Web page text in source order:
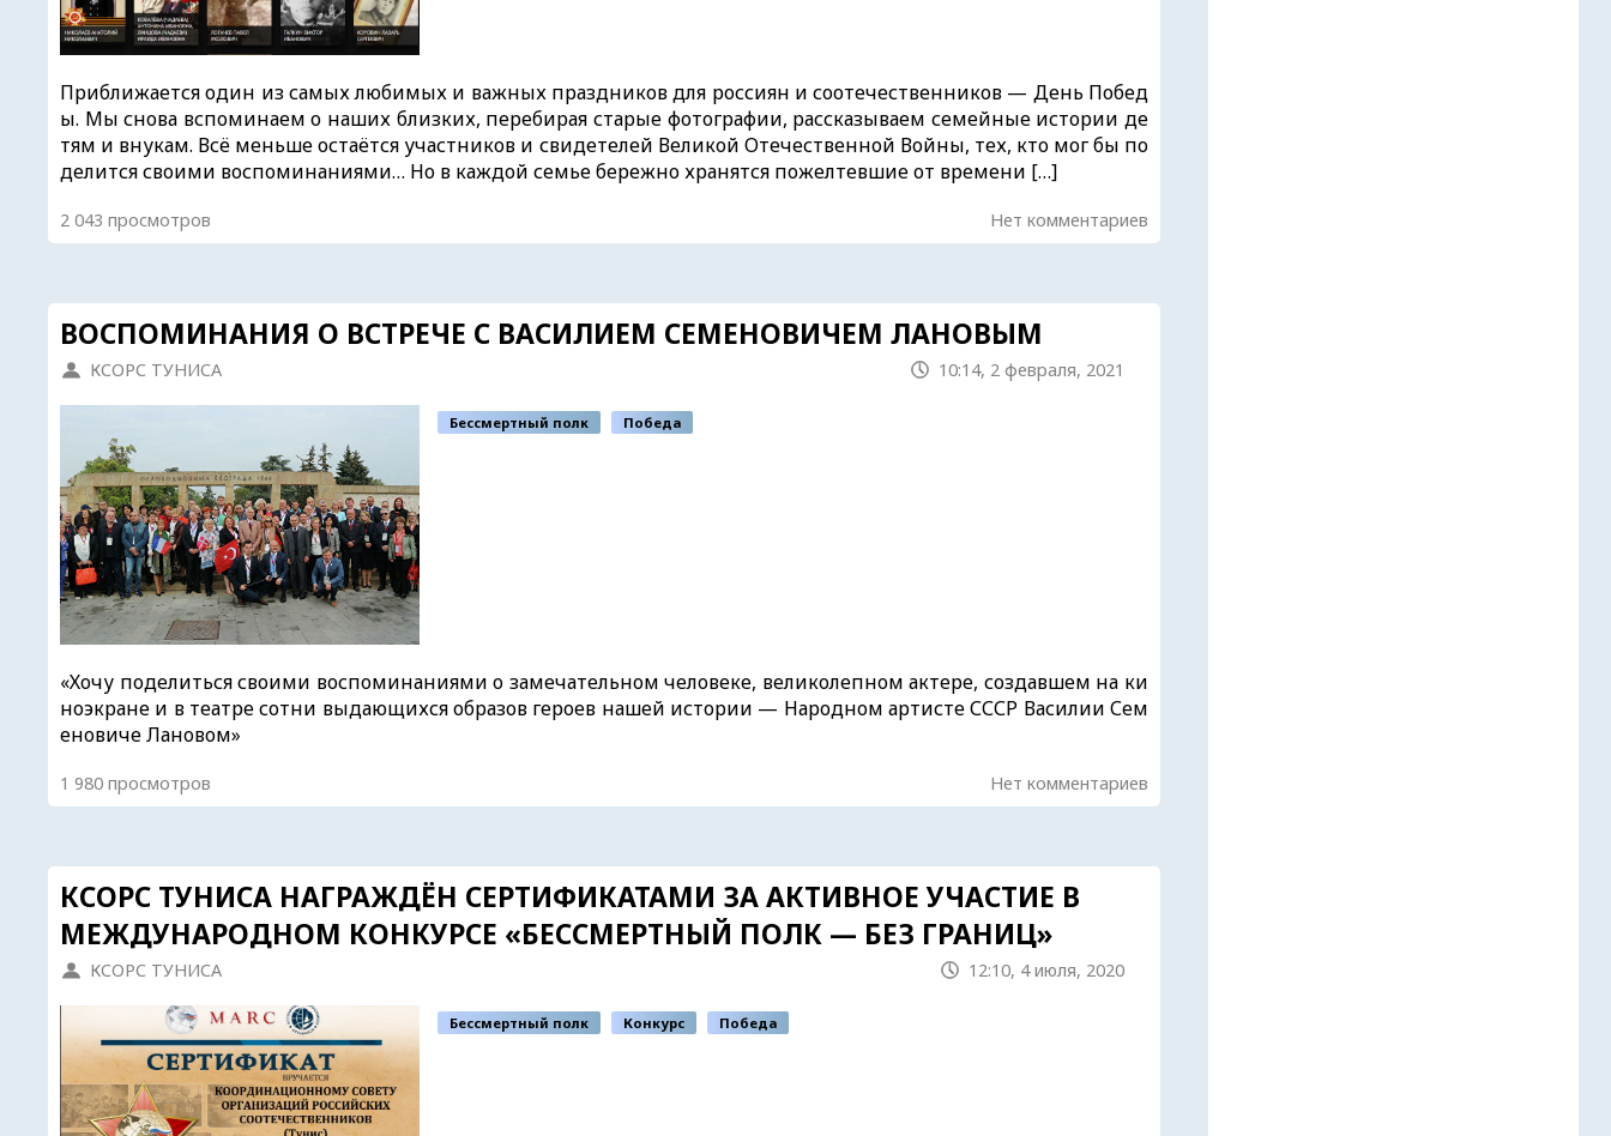
Приближается один из самых любимых и важных праздников для россиян и соотечественников — День Побед
ы. Мы снова вспоминаем о наших близких, перебирая старые фотографии, рассказываем семейные истории де
тям и внукам. Всё меньше остаётся участников и свидетелей Великой Отечественной Войны, тех, кто мог бы по
делится своими воспоминаниями… Но в каждой семье бережно хранятся пожелтевшие от времени […]
2 043 просмотров Нет комментариев
ВОСПОМИНАНИЯ О ВСТРЕЧЕ С ВАСИЛИЕМ СЕМЕНОВИЧЕМ ЛАНОВЫМ
КСОРС ТУНИСА 10:14, 2 февраля, 2021
Бессмертный полк Победа
«Хочу поделиться своими воспоминаниями о замечательном человеке, великолепном актере, создавшем на ки
ноэкране и в театре сотни выдающихся образов героев нашей истории — Народном артисте СССР Василии Сем
еновиче Лановом»
1 980 просмотров Нет комментариев
КСОРС ТУНИСА НАГРАЖДЁН СЕРТИФИКАТАМИ ЗА АКТИВНОЕ УЧАСТИЕ В
МЕЖДУНАРОДНОМ КОНКУРСЕ «БЕССМЕРТНЫЙ ПОЛК — БЕЗ ГРАНИЦ»
КСОРС ТУНИСА 12:10, 4 июля, 2020
Бессмертный полк Конкурс Победа